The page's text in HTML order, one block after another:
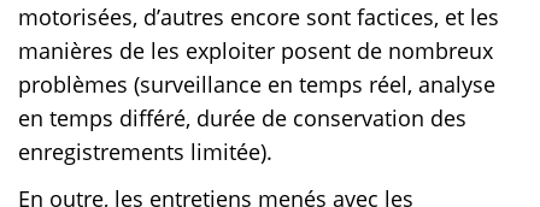
motorisées, d’autres encore sont factices, et les
manières de les exploiter posent de nombreux
problèmes (surveillance en temps réel, analyse
en temps différé, durée de conservation des
enregistrements limitée).
En outre, les entretiens menés avec les